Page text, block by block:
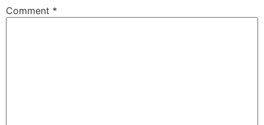
Comment *